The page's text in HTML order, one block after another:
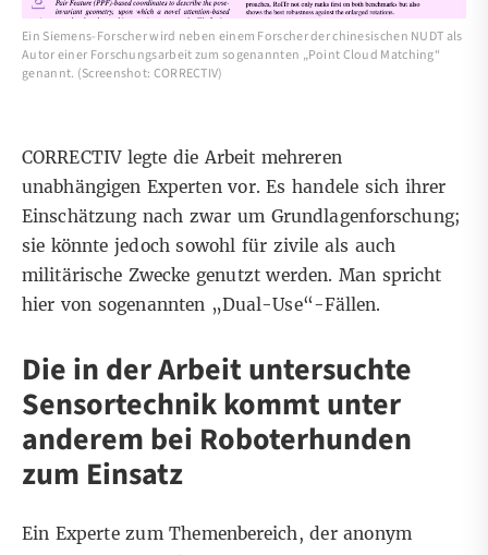
Ein Siemens-Forscher wird neben einem Forscher der chinesischen NUDT als
Autor einer Forschungsarbeit zum sogenannten „Point Cloud Matching“
genannt. (Screenshot: CORRECTIV)
CORRECTIV legte die Arbeit mehreren
unabhängigen Experten vor. Es handele sich ihrer
Einschätzung nach zwar um Grundlagenforschung;
sie könnte jedoch sowohl für zivile als auch
militärische Zwecke genutzt werden. Man spricht
hier von sogenannten „Dual-Use“-Fällen.
Die in der Arbeit untersuchte
Sensortechnik kommt unter
anderem bei Roboterhunden
zum Einsatz
Ein Experte zum Themenbereich, der anonym